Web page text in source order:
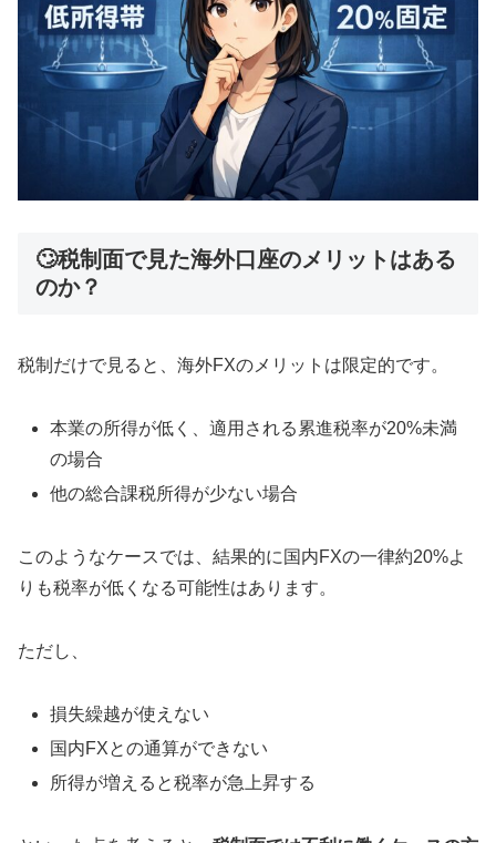
🙄税制面で見た海外口座のメリットはある
のか？
税制だけで見ると、海外FXのメリットは限定的です。
本業の所得が低く、適用される累進税率が20%未満
の場合
他の総合課税所得が少ない場合
このようなケースでは、結果的に国内FXの一律約20%よ
りも税率が低くなる可能性はあります。
ただし、
損失繰越が使えない
国内FXとの通算ができない
所得が増えると税率が急上昇する